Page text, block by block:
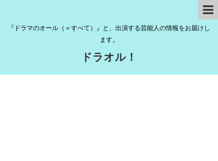
『ドラマのオール（＝すべて）』と、出演する芸能人の情報をお届けし
ます。
ドラオル！